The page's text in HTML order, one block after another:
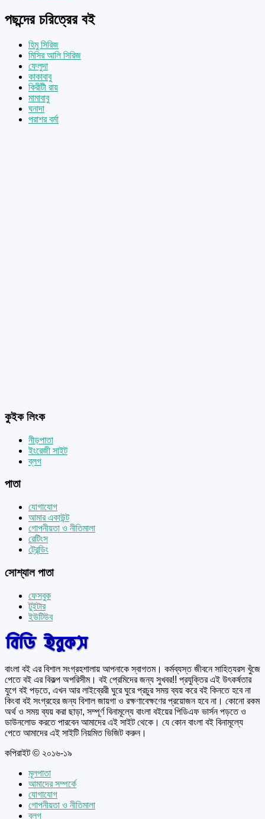
পছন্দের চরিত্রের বই
হিমু সিরিজ
মিসির আলি সিরিজ
ফেলুদা
কাকাবাবু
কিরীটী রায়
মামাবাবু
ঘনাদা
পরাশর বর্মা
কুইক লিংক
নীড়পাতা
ইংরেজী সাইট
ব্লগ
পাতা
যোগাযোগ
আমার একাউন্ট
গোপনীয়তা ও নীতিমালা
রেটিংস
ট্রেন্ডিং
সোশ্যাল পাতা
ফেসবুক
টুইটার
ইউটিউব
বাংলা বই এর বিশাল সংগ্রহশালায় আপনাকে স্বাগতম। কর্মব্যস্ত জীবনে সাহিত্যরস খুঁজে
পেতে বই এর বিকল্প অপরিসীম। বই প্রেমিদের জন্য সুখবর!! প্রযুক্তির এই উৎকর্ষতার
যুগে বই পড়তে, এখন আর লাইব্রেরী ঘুরে ঘুরে প্রচুর সময় ব্যয় করে বই কিনতে হবে না
কিংবা বই সংগ্রহের জন্য বিশাল জায়গা ও রক্ষণাবেক্ষণের প্রয়োজন হবে না। কোনো রকম
অর্থ ও সময় ব্যয় করা ছাড়া, সম্পূর্ণ বিনামূল্যে বাংলা বইয়ের পিডিএফ ভার্সন পড়তে ও
ডাউনলোড করতে পারবেন আমাদের এই সাইট থেকে। যে কোন বাংলা বই বিনামূল্যে
পেতে আমাদের এই সাইটি নিয়মিত ভিজিট করুন।
কপিরাইট © ২০১৬-১৯
মূলপাতা
আমাদের সম্পর্কে
যোগাযোগ
গোপনীয়তা ও নীতিমালা
ব্লগ